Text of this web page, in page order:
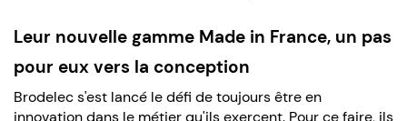
Leur nouvelle gamme Made in France, un pas
pour eux vers la conception
Brodelec s'est lancé le défi de toujours être en
innovation dans le métier qu'ils exercent. Pour ce faire, ils